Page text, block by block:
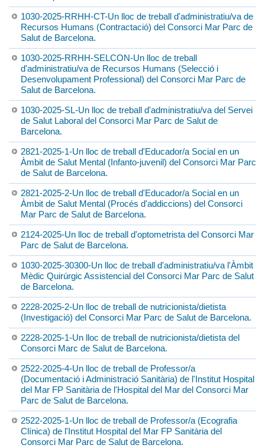
1030-2025-RRHH-CT-Un lloc de treball d'administratiu/va de
Recursos Humans (Contractació) del Consorci Mar Parc de
Salut de Barcelona.
1030-2025-RRHH-SELCON-Un lloc de treball
d'administratiu/va de Recursos Humans (Selecció i
Desenvolupament Professional) del Consorci Mar Parc de
Salut de Barcelona.
1030-2025-SL-Un lloc de treball d'administratiu/va del Servei
de Salut Laboral del Consorci Mar Parc de Salut de
Barcelona.
2821-2025-1-Un lloc de treball d'Educador/a Social en un
Àmbit de Salut Mental (Infanto-juvenil) del Consorci Mar Parc
de Salut de Barcelona.
2821-2025-2-Un lloc de treball d'Educador/a Social en un
Àmbit de Salut Mental (Procés d'addiccions) del Consorci
Mar Parc de Salut de Barcelona.
2124-2025-Un lloc de treball d'optometrista del Consorci Mar
Parc de Salut de Barcelona.
1030-2025-30300-Un lloc de treball d'administratiu/va l'Àmbit
Mèdic Quirúrgic Assistencial del Consorci Mar Parc de Salut
de Barcelona.
2228-2025-2-Un lloc de treball de nutricionista/dietista
(Investigació) del Consorci Mar Parc de Salut de Barcelona.
2228-2025-1-Un lloc de treball de nutricionista/dietista del
Consorci Marc de Salut de Barcelona.
2522-2025-4-Un lloc de treball de Professor/a
(Documentació i Administració Sanitària) de l'Institut Hospital
del Mar FP Sanitària de l'Hospital del Mar del Consorci Mar
Parc de Salut de Barcelona.
2522-2025-1-Un lloc de treball de Professor/a (Ecografia
Clínica) de l'Institut Hospital del Mar FP Sanitària del
Consorci Mar Parc de Salut de Barcelona.